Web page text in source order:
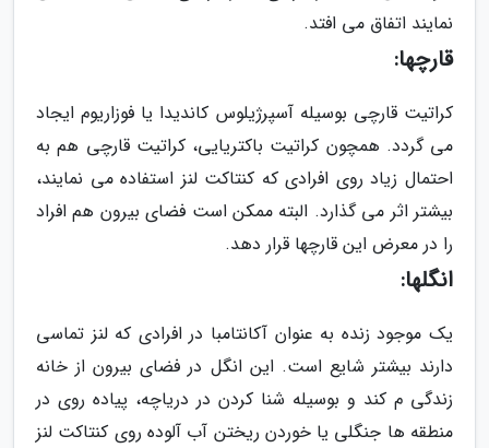
نمایند اتفاق می افتد.
قارچها:
کراتیت قارچی بوسیله آسپرژیلوس کاندیدا یا فوزاریوم ایجاد
می گردد. همچون کراتیت باکتریایی، کراتیت قارچی هم به
احتمال زیاد روی افرادی که کنتاکت لنز استفاده می نمایند،
بیشتر اثر می گذارد. البته ممکن است فضای بیرون هم افراد
را در معرض این قارچها قرار دهد.
انگلها:
یک موجود زنده به عنوان آکانتامبا در افرادی که لنز تماسی
دارند بیشتر شایع است. این انگل در فضای بیرون از خانه
زندگی م کند و بوسیله شنا کردن در دریاچه، پیاده روی در
منطقه ها جنگلی یا خوردن ریختن آب آلوده روی کنتاکت لنز